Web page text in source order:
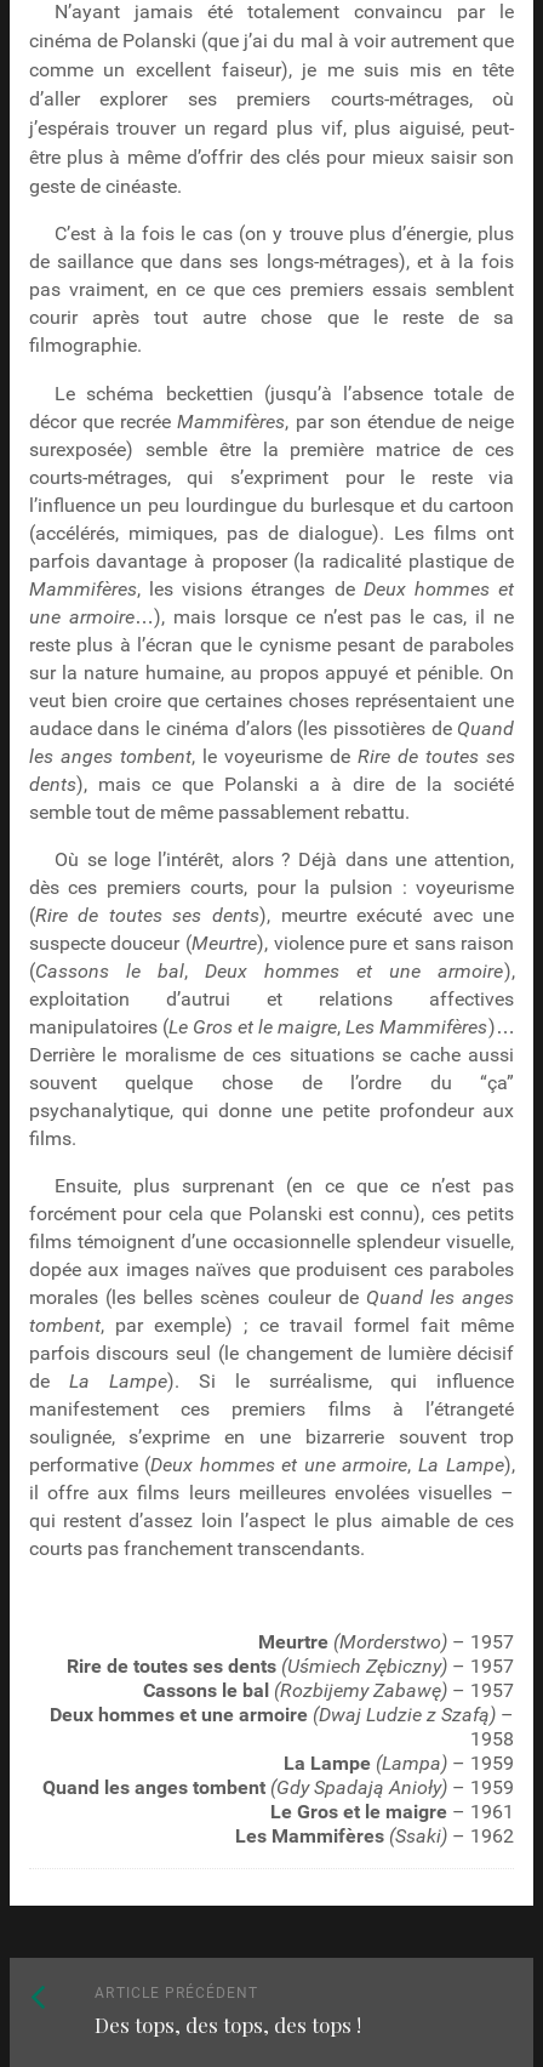
N’ayant jamais été totalement convaincu par le
cinéma de Polanski (que j’ai du mal à voir autrement que
comme un excellent faiseur), je me suis mis en tête
d’aller explorer ses premiers courts-métrages, où
j’espérais trouver un regard plus vif, plus aiguisé, peut-
être plus à même d’offrir des clés pour mieux saisir son
geste de cinéaste.
C’est à la fois le cas (on y trouve plus d’énergie, plus
de saillance que dans ses longs-métrages), et à la fois
pas vraiment, en ce que ces premiers essais semblent
courir après tout autre chose que le reste de sa
filmographie.
Le schéma beckettien (jusqu’à l’absence totale de
décor que recréeMammifères, par son étendue de neige
surexposée) semble être la première matrice de ces
courts-métrages, qui s’expriment pour le reste via
l’influence un peu lourdingue du burlesque et du cartoon
(accélérés, mimiques, pas de dialogue). Les films ont
parfois davantage à proposer (la radicalité plastique de
Mammifères, les visions étranges de Deux hommes et
une armoire…), mais lorsque ce n’est pas le cas, il ne
reste plus à l’écran que le cynisme pesant de paraboles
sur la nature humaine, au propos appuyé et pénible. On
veut bien croire que certaines choses représentaient une
audace dans le cinéma d’alors (les pissotières de Quand
les anges tombent, le voyeurisme de Rire de toutes ses
dents), mais ce que Polanski a à dire de la société
semble tout de même passablement rebattu.
Où se loge l’intérêt, alors ? Déjà dans une attention,
dès ces premiers courts, pour la pulsion : voyeurisme
(Rire de toutes ses dents), meurtre exécuté avec une
suspecte douceur (Meurtre), violence pure et sans raison
(Cassons le bal, Deux hommes et une armoire),
exploitation d’autrui et relations affectives
manipulatoires (Le Gros et le maigre,Les Mammifères)…
Derrière le moralisme de ces situations se cache aussi
souvent quelque chose de l’ordre du “ça”
psychanalytique, qui donne une petite profondeur aux
films.
Ensuite, plus surprenant (en ce que ce n’est pas
forcément pour cela que Polanski est connu), ces petits
films témoignent d’une occasionnelle splendeur visuelle,
dopée aux images naïves que produisent ces paraboles
morales (les belles scènes couleur de Quand les anges
tombent, par exemple) ; ce travail formel fait même
parfois discours seul (le changement de lumière décisif
de La Lampe). Si le surréalisme, qui influence
manifestement ces premiers films à l’étrangeté
soulignée, s’exprime en une bizarrerie souvent trop
performative (Deux hommes et une armoire, La Lampe),
il offre aux films leurs meilleures envolées visuelles –
qui restent d’assez loin l’aspect le plus aimable de ces
courts pas franchement transcendants.
Meurtre (Morderstwo) – 1957
Rire de toutes ses dents (Uśmiech Zębiczny) – 1957
Cassons le bal (Rozbijemy Zabawę) – 1957
Deux hommes et une armoire (Dwaj Ludzie z Szafą) –
1958
La Lampe (Lampa) – 1959
Quand les anges tombent (Gdy Spadają Anioły) – 1959
Le Gros et le maigre – 1961
Les Mammifères (Ssaki) – 1962
Naviguez
parmi
ARTICLE PRÉCÉDENT
précédent
Des tops, des tops, des tops !